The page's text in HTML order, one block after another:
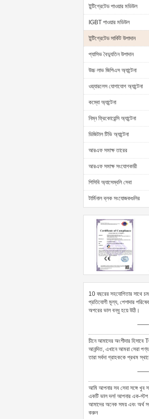
ইন্টিগ্রেটেড পাওয়ার মডিউল
IGBT পাওয়ার মডিউল
ইন্টিগ্রেটেড সার্কিট উপাদান
প্যাসিভ বৈদ্যুতিন উপাদান
উচ্চ লাভ জিপিএস অ্যান্টেনা
ওয়্যারলেস যোগাযোগ অ্যান্টেনা
কম্বো অ্যান্টেনা
নিম্ন ফ্রিকোয়েন্সি অ্যান্টেনা
ডিজিটাল টিভি অ্যান্টেনা
আরএফ সমাক্ষ তারের
আরএফ সমাক্ষ সংযোগকারী
পিসিবি অ্যাসেম্বলি সেবা
টার্মিনাল ব্লক সংযোজকগুলির
10 বছরের সহযোগিতার সাথে
প্রতিযোগী মূল্য, পেশাদার
অপরের ভাল বন্ধু হয়ে উঠি।
——
চীনে আমাদের অংশীদার
আনন্দিত, এখানে আমরা সেরা
তারা সর্বদা গ্রাহককে প্রথম
——
আমি আপনার সব সেবা সঙ্গে খুব
একটি ভাল দল! আপনার এক-স্টপ
আমাদের অনেক সময় এবং অর্থ
করুন